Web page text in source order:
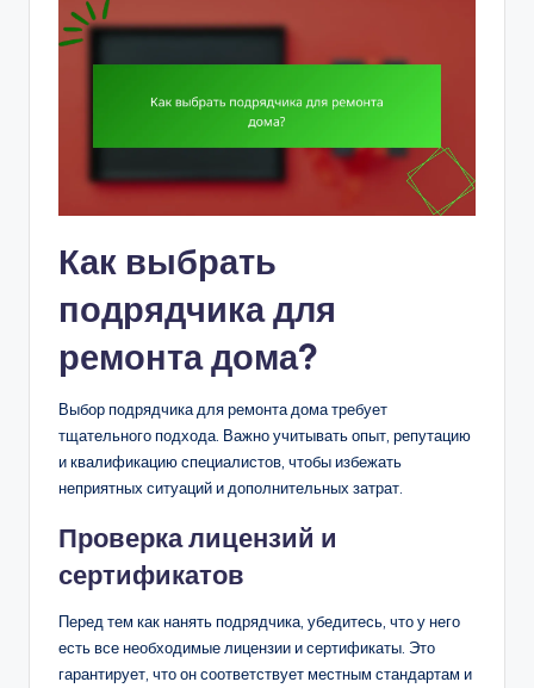
Как выбрать
подрядчика для
ремонта дома?
Выбор подрядчика для ремонта дома требует
тщательного подхода. Важно учитывать опыт, репутацию
и квалификацию специалистов, чтобы избежать
неприятных ситуаций и дополнительных затрат.
Проверка лицензий и
сертификатов
Перед тем как нанять подрядчика, убедитесь, что у него
есть все необходимые лицензии и сертификаты. Это
гарантирует, что он соответствует местным стандартам и